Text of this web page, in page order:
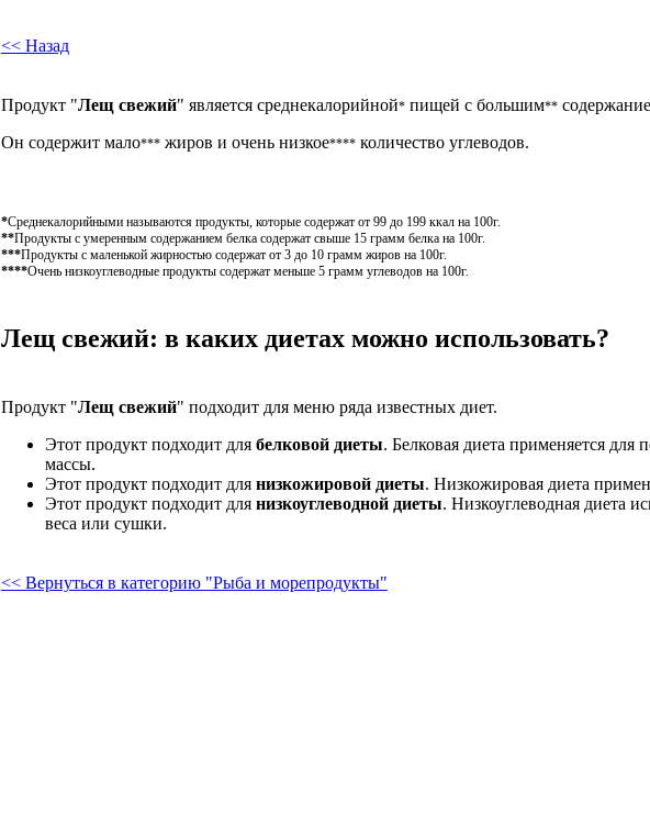
<< Назад
Продукт "Лещ свежий" является среднекалорийной*пищей с большим**
Он содержит мало***жиров и очень низкое****количество углеводов.
*Среднекалорийными называются продукты, которые содержат от 99 до 199 ккал на 100г.
**Продукты с умеренным содержанием белка содержат свыше 15 грамм белка на 100г.
***Продукты с маленькой жирностью содержат от 3 до 10 грамм жиров на 100г.
****Очень низкоуглеводные продукты содержат меньше 5 грамм углеводов на 100г.
Лещ свежий: в каких диетах можно использовать?
Продукт "Лещ свежий" подходит для меню ряда известных диет.
Этот продукт подходит для белковой диеты. Белковая диета применяется
массы.
Этот продукт подходит для низкожировой диеты. Низкожировая диета
Этот продукт подходит для низкоуглеводной диеты. Низкоуглеводная диета
веса или сушки.
<< Вернуться в категорию "Рыба и морепродукты"